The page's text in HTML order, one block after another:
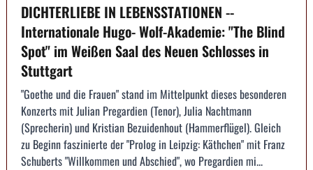
DICHTERLIEBE IN LEBENSSTATIONEN --
Internationale Hugo- Wolf-Akademie: "The Blind
Spot" im Weißen Saal des Neuen Schlosses in
Stuttgart
"Goethe und die Frauen" stand im Mittelpunkt dieses besonderen
Konzerts mit Julian Pregardien (Tenor), Julia Nachtmann
(Sprecherin) und Kristian Bezuidenhout (Hammerflügel). Gleich
zu Beginn faszinierte der "Prolog in Leipzig: Käthchen" mit Franz
Schuberts "Willkommen und Abschied", wo Pregardien mi...